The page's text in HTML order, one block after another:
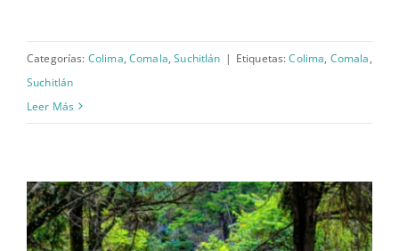
Categorías: Colima,Comala,Suchitlán | Etiquetas:Colima, Comala,
Suchitlán
Leer Más